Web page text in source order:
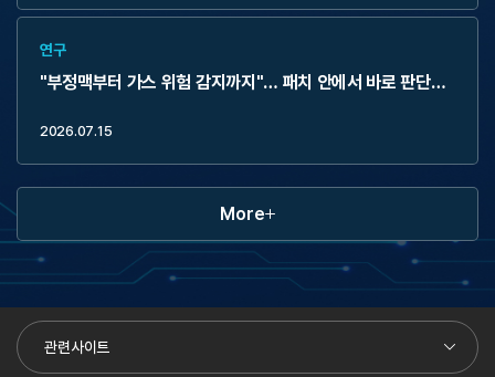
연구
"부정맥부터 가스 위험 감지까지"… 패치 안에서 바로 판단하
2026.07.15
More
관련사이트